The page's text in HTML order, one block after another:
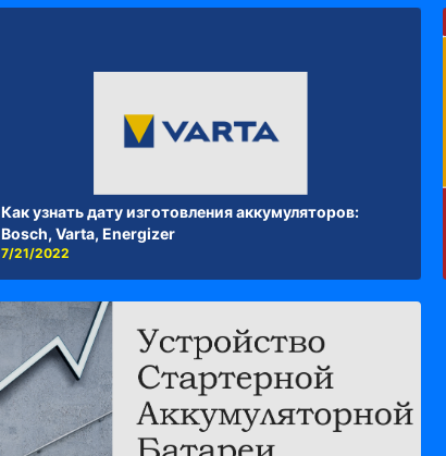
Как узнать дату изготовления аккумуляторов:
Bosch, Varta, Energizer
7/21/2022